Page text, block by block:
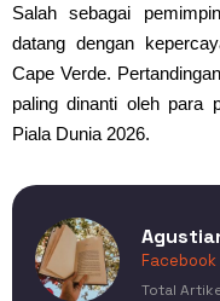
Salah sebagai
datang dengan
Cape Verde.
paling dinanti oleh para
Piala Dunia 2026.
Facebook
Total